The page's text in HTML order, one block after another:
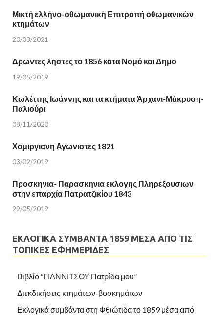
Μικτή ελλήνο-οθωμανική Επιτροπή οθωμανικών
κτημάτων
20/03/2021
Δρωντες ληστες το 1856 κατα Νομό και Δημο
19/05/2019
Κωλέττης Ιωάννης και τα κτήματα Άρχανι-Μάκρυση-
Παλιούρι
08/11/2020
Χομιργιανη Αγωνιστες 1821
03/02/2019
Προσκηνια- Παρασκηνια εκλογης Πληρεξουσιων
στην επαρχία Πατρατζικίου 1843
29/05/2019
ΕΚΛΟΓΙΚΆ ΣΥΜΒΆΝΤΑ 1859 ΜΈΣΑ ΑΠΌ ΤΙΣ
ΤΟΠΙΚΈΣ ΕΦΗΜΕΡΊΔΕΣ
Βιβλίο “ΓΙΑΝΝΙΤΣΟΥ Πατρίδα μου”
Διεκδικήσεις κτημάτων-βοσκημάτων
Εκλογικά συμβάντα στη Φθιώτιδα το 1859 μέσα από